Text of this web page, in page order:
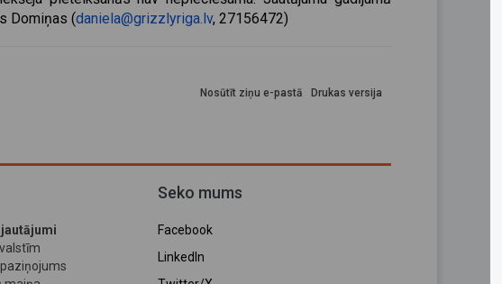
Domiņas (daniela@grizzlyriga.lv, 27156472)
Drukas versija
Nosūtīt ziņu e-pastā
Seko mums
Facebook
LinkedIn